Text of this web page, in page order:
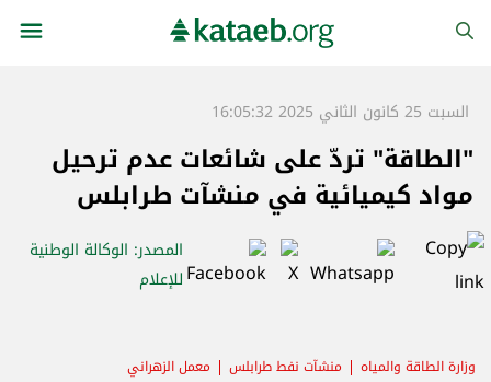
السبت 25 كانون الثاني 2025 16:05:32
"الطاقة" تردّ على شائعات عدم ترحيل
مواد كيميائية في منشآت طرابلس
المصدر: الوكالة الوطنية
للإعلام
وزارة الطاقة والمياه منشآت نفط طرابلس
معمل الزهراني